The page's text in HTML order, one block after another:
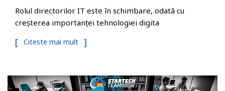
Rolul directorilor IT este în schimbare, odată cu
creșterea importanței tehnologiei digita
Citeste mai mult